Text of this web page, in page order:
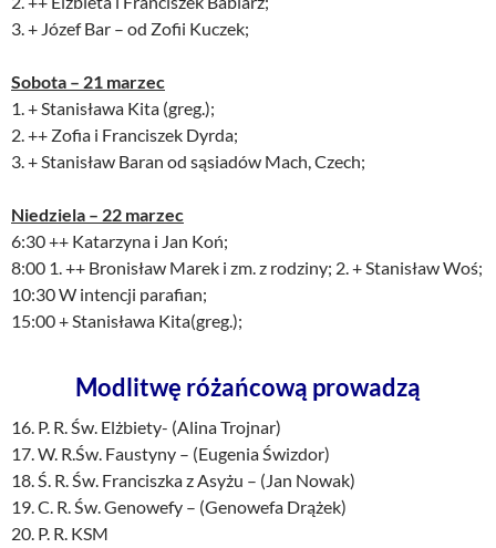
3. + Józef Bar – od Zofii Kuczek;
Sobota – 21 marzec
1. + Stanisława Kita (greg.);
2. ++ Zofia i Franciszek Dyrda;
3. + Stanisław Baran od sąsiadów Mach, Czech;
Niedziela – 22 marzec
6:30 ++ Katarzyna i Jan Koń;
8:00 1. ++ Bronisław Marek i zm. z rodziny; 2. + Stanisław Woś;
10:30 W intencji parafian;
15:00 + Stanisława Kita(greg.);
Modlitwę różańcową prowadzą
16. P. R. Św. Elżbiety- (Alina Trojnar)
17. W. R.Św. Faustyny – (Eugenia Świzdor)
18. Ś. R. Św. Franciszka z Asyżu – (Jan Nowak)
19. C. R. Św. Genowefy – (Genowefa Drążek)
20. P. R. KSM